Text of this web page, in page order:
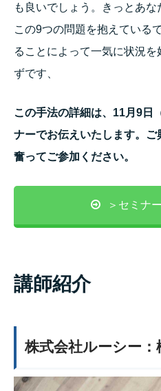
も良いでしょう。きっとあな
この9つの問題を抱えている
ることによって一気に状況
ずです、
この手法の詳細は、11月9日
ナーでお伝えいたします。ご
奮ってご参加ください。
＞セミナ
講師紹介
株式会社ルーシー：